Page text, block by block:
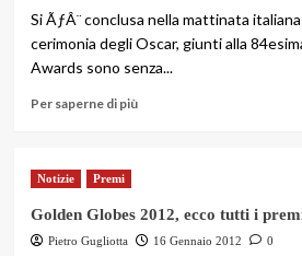
Si ÃƒÂ¨ conclusa nella mattinata
cerimonia degli Oscar, giunti alla
Awards sono senza...
Per saperne di più
Notizie Premi
Golden Globes 2012, ecco tutti i
Pietro Gugliotta 16 Gennaio 2012 0